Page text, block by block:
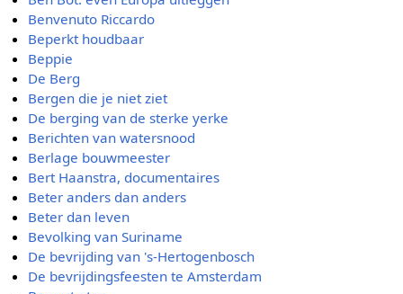
Benvenuto Riccardo
Beperkt houdbaar
Beppie
De Berg
Bergen die je niet ziet
De berging van de sterke yerke
Berichten van watersnood
Berlage bouwmeester
Bert Haanstra, documentaires
Beter anders dan anders
Beter dan leven
Bevolking van Suriname
De bevrijding van 's-Hertogenbosch
De bevrijdingsfeesten te Amsterdam